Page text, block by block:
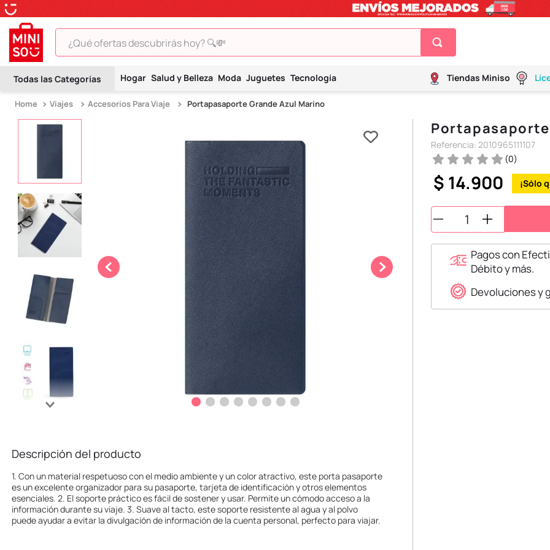
¿Qué ofertas descubrirás hoy? 🔍💸
Hogar Salud y Belleza Moda Juguetes Tecnología Tiendas Miniso
Viajes Accesorios Para Viaje Portapasaporte Grande Azul Marino
Descripción del producto
1. Con un material respetuoso con el medio ambiente y un color atractivo, este porta pasaporte
es un excelente organizador para su pasaporte, tarjeta de identificación y otros elementos
esenciales. 2. El soporte práctico es fácil de sostener y usar. Permite un cómodo acceso a la
información durante su viaje. 3. Suave al tacto, este soporte resistente al agua y al polvo
puede ayudar a evitar la divulgación de información de la cuenta personal, perfecto para viajar.
Referencia: 2010965111107
(0)
$ 14.900
Pagos con
Débito y más.
Devoluciones y
TÉRMINOS MÁS BUSCADOS
2.
hello kitty
9.
one piece
.